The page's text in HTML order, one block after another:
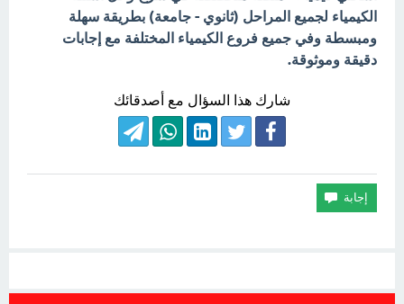
الكيمياء لجميع المراحل (ثانوي - جامعة) بطريقة سهلة
ومبسطة وفي جميع فروع الكيمياء المختلفة مع إجابات
دقيقة وموثوقة.
شارك هذا السؤال مع أصدقائك